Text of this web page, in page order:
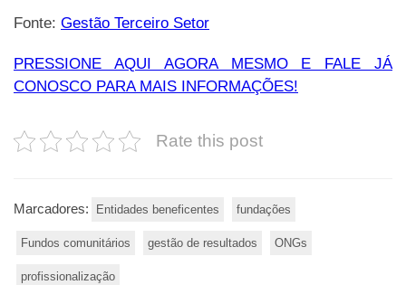
Fonte: Gestão Terceiro Setor
PRESSIONE AQUI AGORA MESMO E FALE JÁ
CONOSCO PARA MAIS INFORMAÇÕES!
Rate this post
Marcadores: Entidades beneficentes fundações
Fundos comunitários gestão de resultados ONGs
profissionalização